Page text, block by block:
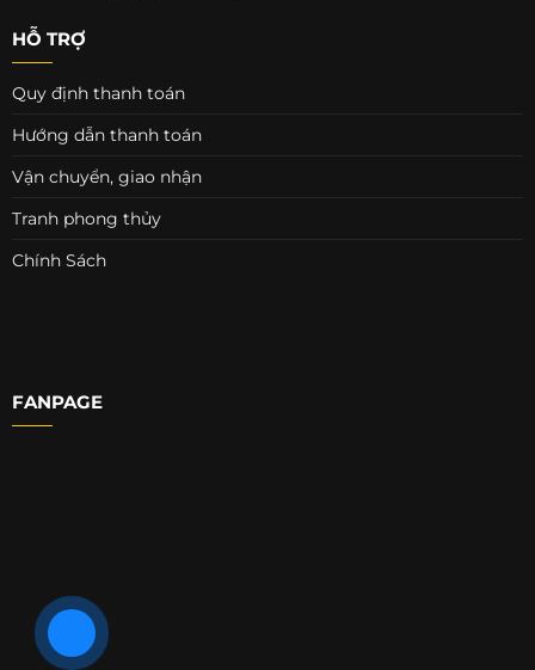
HỖ TRỢ
Quy định thanh toán
Hướng dẫn thanh toán
Vận chuyển, giao nhận
Tranh phong thủy
Chính Sách
FANPAGE